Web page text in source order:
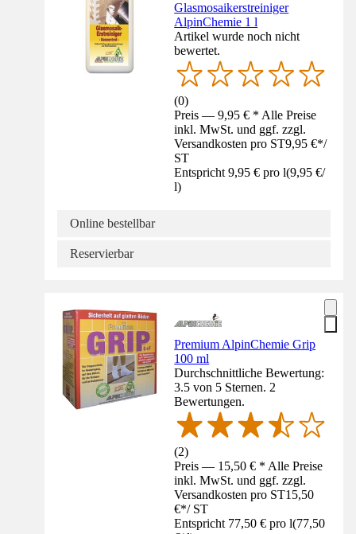
Glasmosaikerstreiniger
AlpinChemie 1 l
Artikel wurde noch nicht
bewertet.
(0)
Preis — 9,95 € * Alle Preise
inkl. MwSt. und ggf. zzgl.
Versandkosten pro ST9,95 €*/
ST
Entspricht 9,95 € pro l(9,95 €/
l)
Online bestellbar
Reservierbar
Premium AlpinChemie Grip
100 ml
Durchschnittliche Bewertung:
3.5 von 5 Sternen. 2
Bewertungen.
(2)
Preis — 15,50 € * Alle Preise
inkl. MwSt. und ggf. zzgl.
Versandkosten pro ST15,50
€*/ ST
Entspricht 77,50 € pro l(77,50